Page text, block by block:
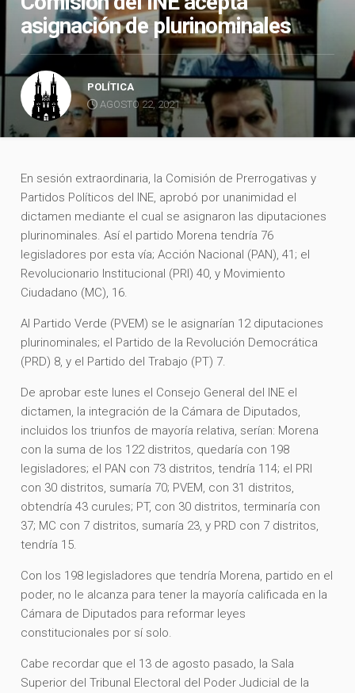
asignación de plurinominales
POLÍTICA
AGOSTO 22, 2021
En sesión extraordinaria, la Comisión de Prerrogativas y
Partidos Políticos del INE, aprobó por unanimidad el
dictamen mediante el cual se asignaron las diputaciones
plurinominales. Así el partido Morena tendría 76
legisladores por esta vía; Acción Nacional (PAN), 41; el
Revolucionario Institucional (PRI) 40, y Movimiento
Ciudadano (MC), 16.
Al Partido Verde (PVEM) se le asignarían 12 diputaciones
plurinominales; el Partido de la Revolución Democrática
(PRD) 8, y el Partido del Trabajo (PT) 7.
De aprobar este lunes el Consejo General del INE el
dictamen, la integración de la Cámara de Diputados,
incluidos los triunfos de mayoría relativa, serían: Morena
con la suma de los 122 distritos, quedaría con 198
legisladores; el PAN con 73 distritos, tendría 114; el PRI
con 30 distritos, sumaría 70; PVEM, con 31 distritos,
obtendría 43 curules; PT, con 30 distritos, terminaría con
37; MC con 7 distritos, sumaría 23, y PRD con 7 distritos,
tendría 15.
Con los 198 legisladores que tendría Morena, partido en el
poder, no le alcanza para tener la mayoría calificada en la
Cámara de Diputados para reformar leyes
constitucionales por sí solo.
Cabe recordar que el 13 de agosto pasado, la Sala
Superior del Tribunal Electoral del Poder Judicial de la